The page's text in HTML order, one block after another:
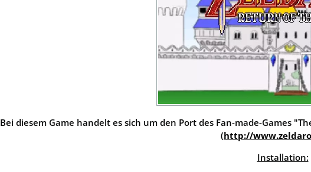
Bei diesem Game handelt es sich um den Port des Fan-made-Games
(http://
Installation: